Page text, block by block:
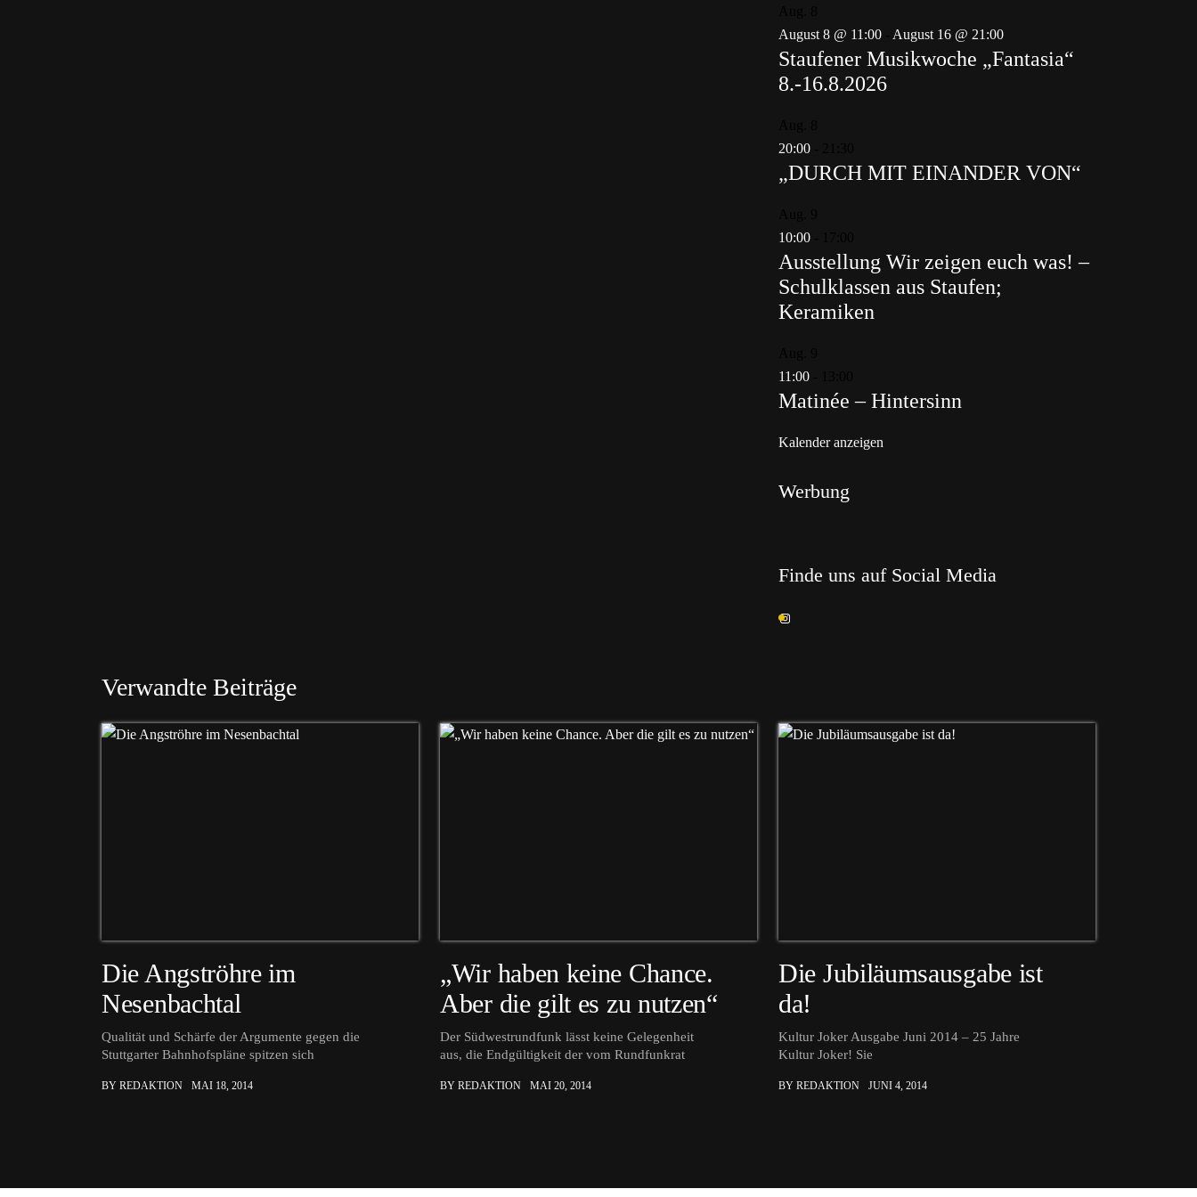
August 8 @ 11:00
August 16 @ 21:00
Staufener Musikwoche „Fantasia“
8.-16.8.2026
20:00
„DURCH MIT EINANDER VON“
10:00
Ausstellung Wir zeigen euch was! –
Schulklassen aus Staufen;
Keramiken
11:00
Matinée – Hintersinn
Kalender anzeigen
Werbung
Finde uns auf Social Media
Verwandte Beiträge
Die Angströhre im
Nesenbachtal
Qualität und Schärfe der Argumente gegen die
Stuttgarter Bahnhofspläne spitzen sich
BY REDAKTION MAI 18, 2014
„Wir haben keine Chance.
Aber die gilt es zu nutzen“
Der Südwestrundfunk lässt keine Gelegenheit
aus, die Endgültigkeit der vom Rundfunkrat
BY REDAKTION MAI 20, 2014
Die Jubiläumsausgabe ist
da!
Kultur Joker Ausgabe Juni 2014 – 25 Jahre
Kultur Joker! Sie
BY REDAKTION JUNI 4, 2014